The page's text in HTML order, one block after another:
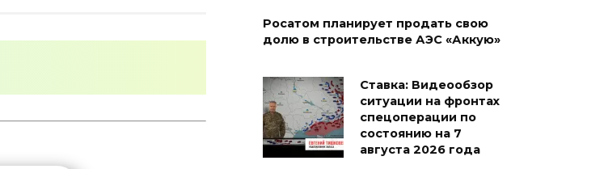
Росатом планирует продать свою
долю в строительстве АЭС «Аккую»
Ставка: Видеообзор
ситуации на фронтах
спецоперации по
состоянию на 7
августа 2026 года